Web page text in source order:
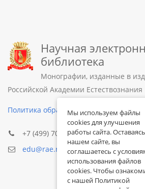
Научная
библиотека
Монографии, изданные в
Российской Академии Естествознания
Политика обработки персональных
+7 (499) 705-72-30
edu@rae.ru
Мы используем файлы
cookies для улучшения
работы сайта.
нашем сайте, вы
соглашаетесь с
использования файлов
cookies. Чтобы
с нашей Политикой